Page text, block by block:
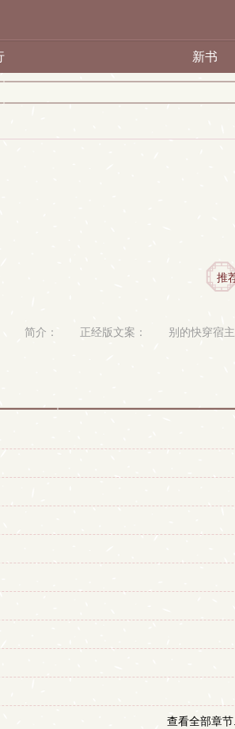
新书
推
结】 简介： 正经版文案： 别的快穿宿
查看全部章节